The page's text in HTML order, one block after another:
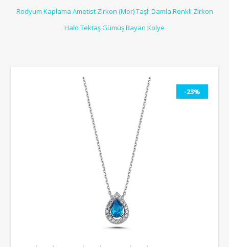
Rodyum Kaplama Ametist Zirkon (Mor) Taşlı Damla Renkli Zirkon
Halo Tektaş Gümüş Bayan Kolye
-23%